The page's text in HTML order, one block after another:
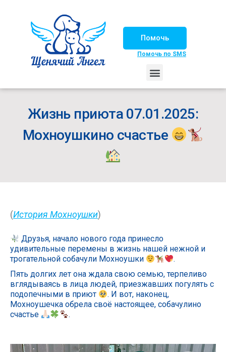
Помочь
Помочь по SMS
Жизнь приюта 07.01.2025:
Мохноушкино счастье
(История Мохноушки)
Друзья, начало нового года принесло
удивительные перемены в жизнь нашей нежной и
трогательной собачули Мохноушки
.
Пять долгих лет она ждала свою семью, терпеливо
вглядываясь в лица людей, приезжавших погулять с
подопечными в приют
. И вот, наконец,
Мохноушечка обрела своё настоящее, собачулино
счастье
.